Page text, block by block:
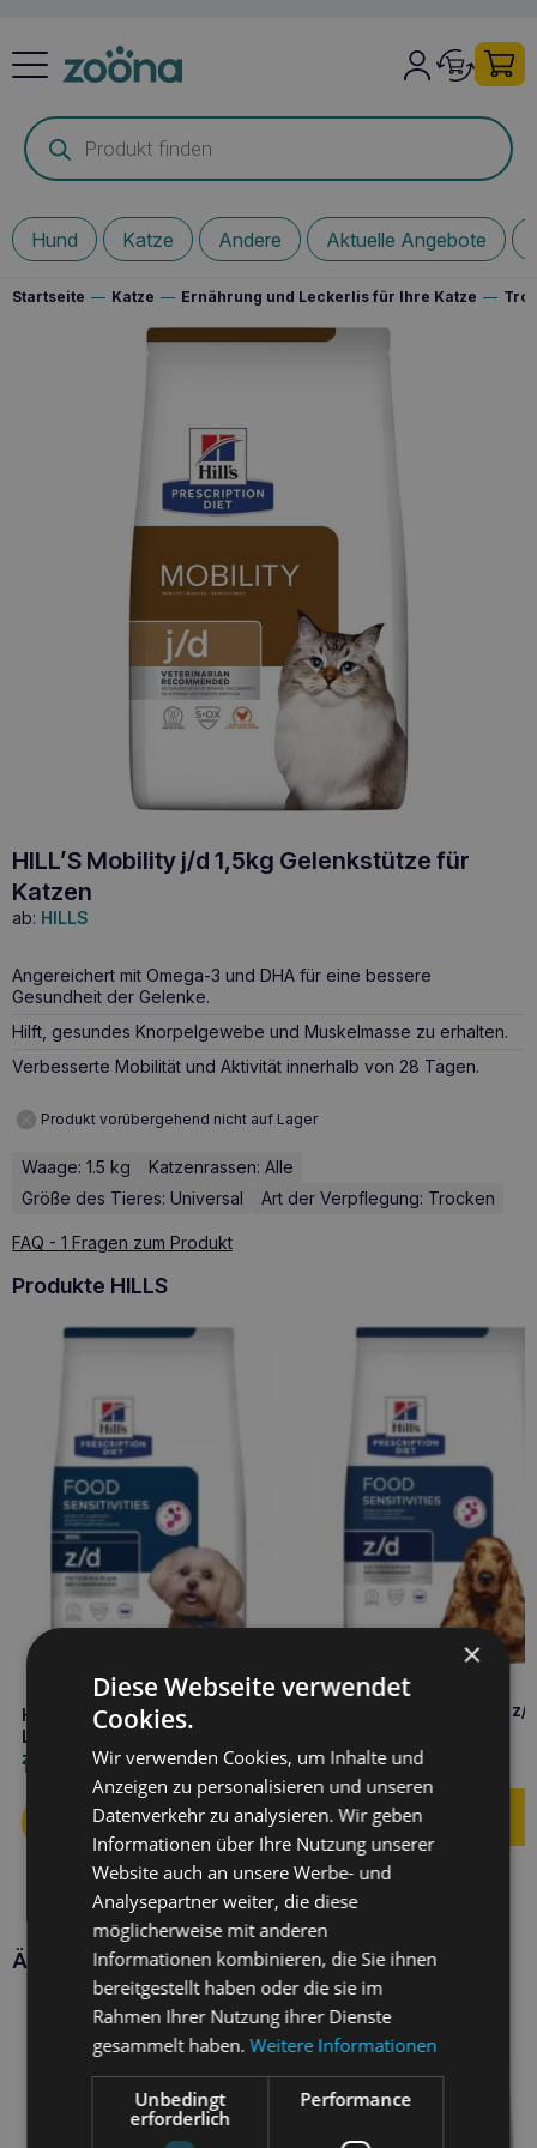
Products
search
Hund Katze Andere Aktuelle Angebote
Startseite — Katze — Ernährung und Leckerlis für Ihre Katze —
HILL’S Mobility j/d 1,5kg Gelenkstütze für
Katzen
ab: HILLS
Angereichert mit Omega-3 und DHA für eine bessere
Gesundheit der Gelenke.
Hilft, gesundes Knorpelgewebe und Muskelmasse zu erhalten.
Verbesserte Mobilität und Aktivität innerhalb von 28 Tagen.
Produkt vorübergehend nicht auf Lager
Waage: 1.5 kg
Katzenrassen: Alle
Größe des Tieres: Universal
Art der Verpflegung: Trocken
FAQ - 1 Fragen zum Produkt
Produkte HILLS
HILL’S
Lebensmittelüberempfindlichkeiten
z/d 1kg MINI
14,20
HILL’S Food Sensitivities z/d
93,20€
Ähnliche Produkte
×
Diese Webseite verwendet
Cookies.
Wir verwenden Cookies, um Inhalte und
Anzeigen zu personalisieren und unseren
Datenverkehr zu analysieren. Wir geben
Informationen über Ihre Nutzung unserer
Website auch an unsere Werbe- und
Analysepartner weiter, die diese
möglicherweise mit anderen
Informationen kombinieren, die Sie ihnen
bereitgestellt haben oder die sie im
Rahmen Ihrer Nutzung ihrer Dienste
gesammelt haben.Weitere Informationen
Unbedingt
erforderlich
Performance